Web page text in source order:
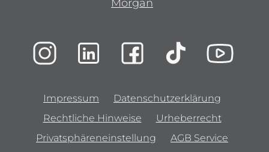
Morgan
Impressum
Datenschutzerklärung
Rechtliche Hinweise
Urheberrecht
Privatsphäreneinstellung
AGB Service